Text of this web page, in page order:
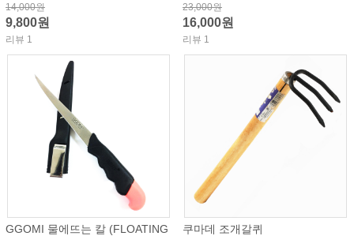
14,000원
9,800원
리뷰 1
23,000원
16,000원
리뷰 1
GGOMI 물에뜨는 칼 (FLOATING
쿠마데 조개갈퀴